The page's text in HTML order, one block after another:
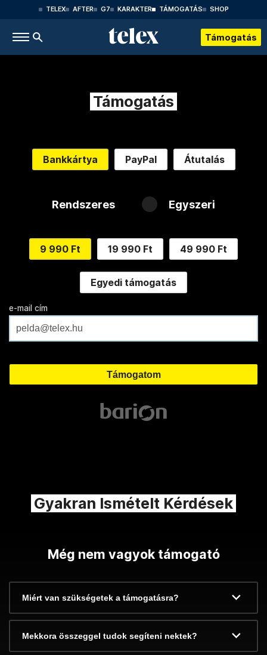
TELEX AFTER G7 KARAKTER TÁMOGATÁS SHOP
Támogatás
Támogatás
Bankkártya PayPal Átutalás
Rendszeres Egyszeri
9 990 Ft 19 990 Ft 49 990 Ft
Egyedi támogatás
e-mail cím
Gyakran Ismételt Kérdések
Még nem vagyok támogató
Miért van szükségetek a támogatásra?
Mekkora összeggel tudok segíteni nektek?